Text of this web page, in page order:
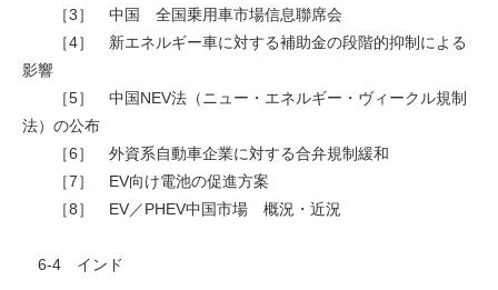
［3］ 中国 全国乗用車市場信息聯席会
［4］ 新エネルギー車に対する補助金の段階的抑制による
影響
［5］ 中国NEV法（ニュー・エネルギー・ヴィークル規制
法）の公布
［6］ 外資系自動車企業に対する合弁規制緩和
［7］ EV向け電池の促進方案
［8］ EV／PHEV中国市場 概況・近況
6-4 インド